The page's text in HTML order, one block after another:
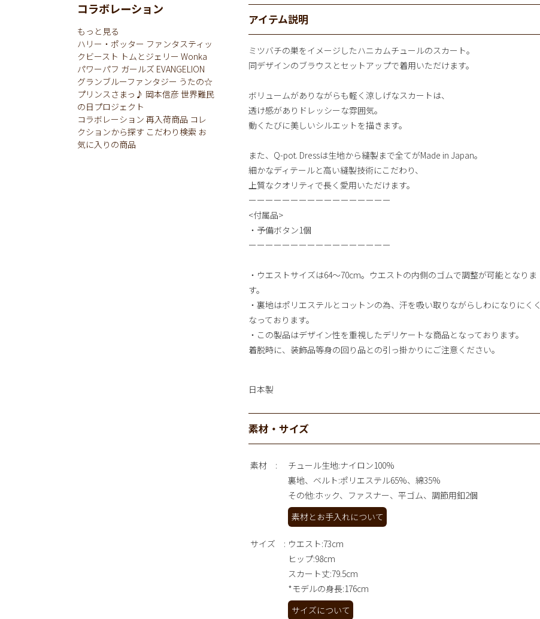
アイテム説明
ミツバチの巣をイメージしたハニカムチュールのスカート。
同デザインのブラウスとセットアップで着用いただけます。
ボリュームがありながらも軽く涼しげなスカートは、
透け感がありドレッシーな雰囲気。
動くたびに美しいシルエットを描きます。
また、Q-pot. Dressは生地から縫製まで全てがMade in Japan。
細かなディテールと高い縫製技術にこだわり、
上質なクオリティで長く愛用いただけます。
ーーーーーーーーーーーーーーーーー
<付属品>
・予備ボタン1個
ーーーーーーーーーーーーーーーーー
・ウエストサイズは64～70cm。ウエストの内側のゴムで調整が可能となりま
す。
・裏地はポリエステルとコットンの為、汗を吸い取りながらしわになりにくく
なっております。
・この製品はデザイン性を重視したデリケートな商品となっております。
着脱時に、装飾品等身の回り品との引っ掛かりにご注意ください。
日本製
素材・サイズ
素材
チュール生地:ナイロン100%
裏地、ベルト:ポリエステル65%、綿35%
その他:ホック、ファスナー、平ゴム、調節用釦2個
素材とお手入れについて
サイズ
ウエスト:73cm
ヒップ:98cm
スカート丈:79.5cm
*モデルの身長:176cm
サイズについて
コラボレーション
もっと見る
ハリー・ポッター ファンタスティッ
クビースト トムとジェリー Wonka
パワーパフ ガールズ EVANGELION
グランブルーファンタジー うたの☆
プリンスさまっ♪ 岡本信彦世界難民
の日プロジェクト
コラボレーション 再入荷商品 コレ
クションから探す こだわり検索 お
気に入りの商品